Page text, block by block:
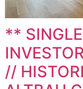
**
//